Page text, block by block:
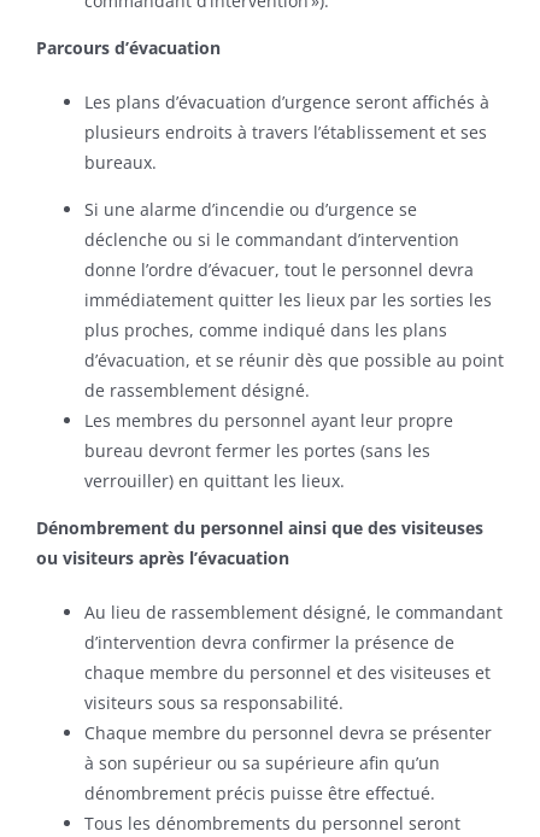
Parcours d’évacuation
Les plans d’évacuation d’urgence seront affichés à
plusieurs endroits à travers l’établissement et ses
bureaux.
Si une alarme d’incendie ou d’urgence se
déclenche ou si le commandant d’intervention
donne l’ordre d’évacuer, tout le personnel devra
immédiatement quitter les lieux par les sorties les
plus proches, comme indiqué dans les plans
d’évacuation, et se réunir dès que possible au point
de rassemblement désigné.
Les membres du personnel ayant leur propre
bureau devront fermer les portes (sans les
verrouiller) en quittant les lieux.
Dénombrement du personnel ainsi que des visiteuses
ou visiteurs après l’évacuation
Au lieu de rassemblement désigné, le commandant
d’intervention devra confirmer la présence de
chaque membre du personnel et des visiteuses et
visiteurs sous sa responsabilité.
Chaque membre du personnel devra se présenter
à son supérieur ou sa supérieure afin qu’un
dénombrement précis puisse être effectué.
Tous les dénombrements du personnel seront